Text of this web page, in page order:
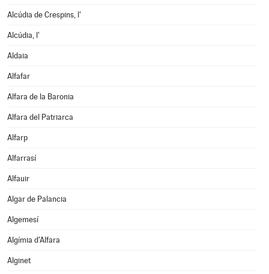
Alcúdia de Crespins, l'
Alcúdia, l'
Aldaia
Alfafar
Alfara de la Baronia
Alfara del Patriarca
Alfarp
Alfarrasí
Alfauir
Algar de Palancia
Algemesí
Algímia d'Alfara
Alginet